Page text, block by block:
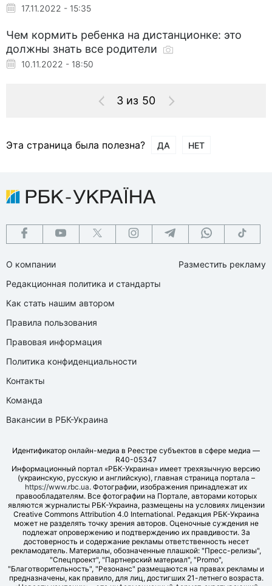
17.11.2022 - 15:35
Чем кормить ребенка на дистанционке: это
должны знать все родители
10.11.2022 - 18:50
3 из 50
Эта страница была полезна? ДА НЕТ
О компании
Редакционная политика и стандарты
Как стать нашим автором
Правила пользования
Правовая информация
Политика конфиденциальности
Контакты
Команда
Вакансии в РБК-Украина
Разместить рекламу
Идентификатор онлайн-медиа в Реестре субъектов в сфере медиа —
R40-05347
Информационный портал «РБК-Украина» имеет трехязычную версию
(украинскую, русскую и английскую), главная страница портала –
https://www.rbc.ua. Фотографии, изображения принадлежат их
правообладателям. Все фотографии на Портале, авторами которых
являются журналисты РБК-Украина, размещены на условиях лицензии
Creative Commons Attribution 4.0 International. Редакция РБК-Украина
может не разделять точку зрения авторов. Оценочные суждения не
подлежат опровержению и подтверждению их правдивости. За
достоверность и содержание рекламы ответственность несет
рекламодатель. Материалы, обозначенные плашкой: "Пресс-релизы",
"Спецпроект", "Партнерский материал", "Promo",
"Благотворительность", "Резонанс" размещаются на правах рекламы и
предназначены, как правило, для лиц, достигших 21-летнего возраста.